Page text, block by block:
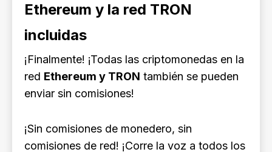
Ethereum y la red TRON
incluidas
¡Finalmente! ¡Todas las criptomonedas en la
red Ethereum y TRON también se pueden
enviar sin comisiones!
¡Sin comisiones de monedero, sin
comisiones de red! ¡Corre la voz a todos los